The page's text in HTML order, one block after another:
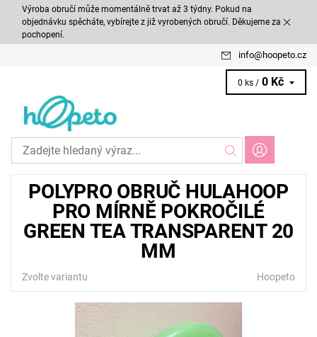
Výroba obručí může momentálně trvat až 3 týdny. Pokud na
objednávku spěcháte, vybírejte z již vyrobených obručí. Děkujeme za
pochopení.
info@ hoopeto.cz
0 ks / 0 Kč
POLYPRO OBRUČ HULAHOOP
PRO MÍRNĚ POKROČILÉ
GREEN TEA TRANSPARENT 20
MM
Zvolte variantu Hoopeto